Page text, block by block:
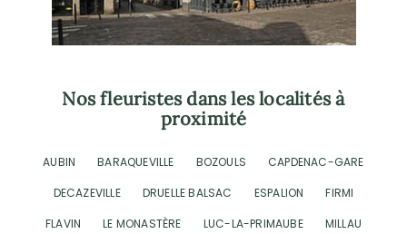
Nos fleuristes dans les localités à
proximité
AUBIN BARAQUEVILLE BOZOULS
CAPDENAC-GARE
DECAZEVILLE
DRUELLE BALSAC ESPALION
FIRMI
FLAVIN
LE MONASTÈRE LUC-LA-PRIMAUBE
MILLAU